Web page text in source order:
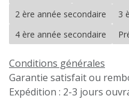
2 ère année secondaire
3
4 ère année secondaire
Conditions générales
Garantie satisfait ou
Expédition : 2-3 jours